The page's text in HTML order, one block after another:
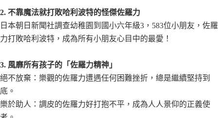
2. 不靠魔法就打敗哈利波特的怪傑佐羅力
日本朝日新聞社調查幼稚園到國小六年級3，583位小朋友，佐羅
力打敗哈利波特，成為所有小朋友心目中的最愛！
3. 風靡所有孩子的「佐羅力精神」
絕不放棄：樂觀的佐羅力遭遇任何困難挫折，總是繼續堅持到
底。
樂於助人：調皮的佐羅力好打抱不平，成為人人景仰的正義使